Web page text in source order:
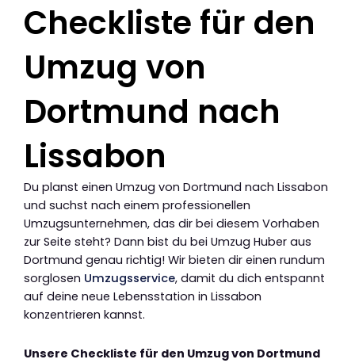
Checkliste für den
Umzug von
Dortmund nach
Lissabon
Du planst einen Umzug von Dortmund nach Lissabon
und suchst nach einem professionellen
Umzugsunternehmen, das dir bei diesem Vorhaben
zur Seite steht? Dann bist du bei Umzug Huber aus
Dortmund genau richtig! Wir bieten dir einen rundum
sorglosen Umzugsservice, damit du dich entspannt
auf deine neue Lebensstation in Lissabon
konzentrieren kannst.
Unsere Checkliste für den Umzug von Dortmund